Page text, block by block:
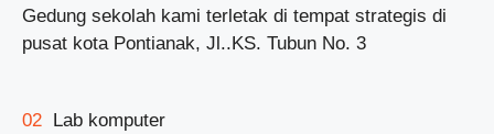
Gedung sekolah kami terletak di tempat strategis di
pusat kota Pontianak, Jl..KS. Tubun No. 3
02 Lab komputer